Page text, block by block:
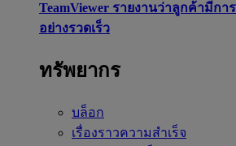
TeamViewer รายงานว่าลูกค้ามีก
อย่างรวดเร็ว
ทรัพยากร
บล็อก
เรื่องราวความสำเร็จ